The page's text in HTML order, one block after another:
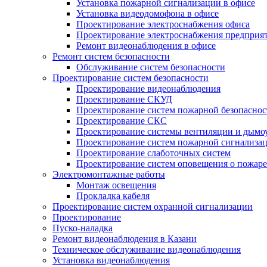
Установка пожарной сигнализации в офисе
Установка видеодомофона в офисе
Проектирование электроснабжения офиса
Проектирование электроснабжения
Ремонт видеонаблюдения в офисе
Ремонт систем безопасности
Обслуживание систем безопасности
Проектирование систем безопасности
Проектирование видеонаблюдения
Проектирование СКУД
Проектирование систем пожарной
Проектирование СКС
Проектирование системы вентиляции и
Проектирование систем пожарной
Проектирование слаботочных систем
Проектирование систем оповещения о пожаре
Электромонтажные работы
Монтаж освещения
Прокладка кабеля
Проектирование систем охранной сигнализации
Проектирование
Пуско-наладка
Ремонт видеонаблюдения в Казани
Техническое обслуживание видеонаблюдения
Установка видеонаблюдения